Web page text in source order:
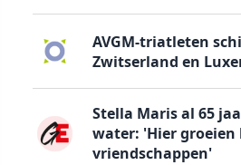
AVGM-triatleten
Zwitserland en
Stella Maris al 65
water: 'Hier groeien
vriendschappen'